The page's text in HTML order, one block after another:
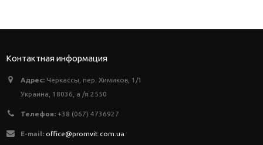
Контактная информация
Адрес: Черкассы, пер. Химиков, 1/1
Украина, 18036, а /я 2550
Телефон: +38 (067) 4736927
E-mail: office@promvit.com.ua